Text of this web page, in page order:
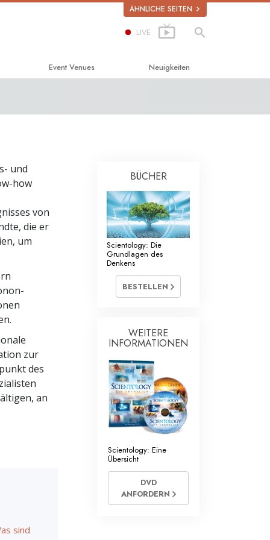
ÄHNLICHE SEITEN
LIVE
Rights (Vereint für
on Human Rights
Geistliche
Event Venues Neuigkeiten
und
how
von
die er
um
zur
des
an
sind
BÜCHER
Scientology: Die
Grundlagen des
Denkens
BESTELLEN
WEITERE
INFORMATIONEN
Scientology: Eine
Übersicht
DVD
ANFORDERN